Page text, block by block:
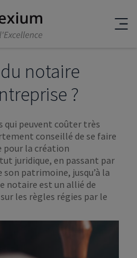
notaire
?
qui peuvent coûter très
conseillé de se faire
pour la création
juridique, en passant par
patrimoine, jusqu’à la
notaire est un allié de
les règles régies par le